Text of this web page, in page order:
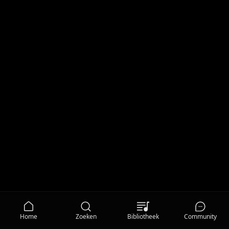
Home Zoeken Bibliotheek Community